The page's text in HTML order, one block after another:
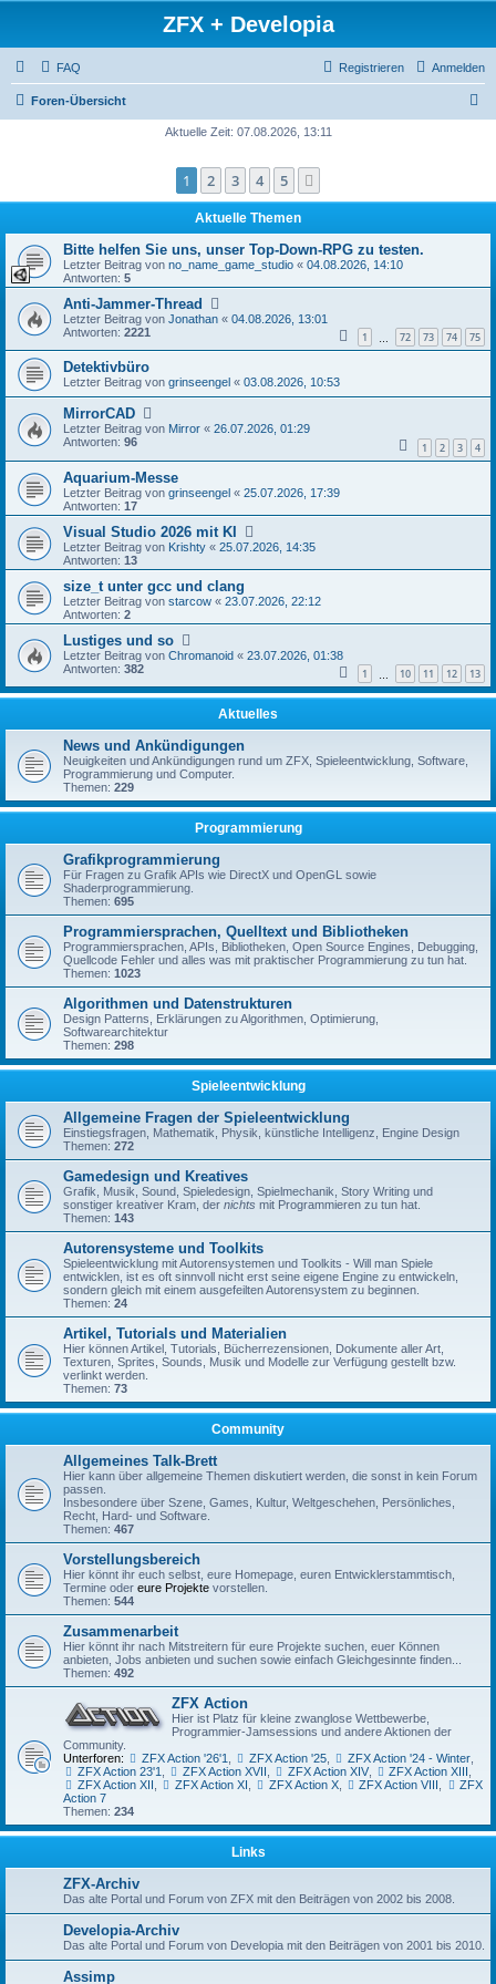
ZFX + Developia
FAQ Anmelden
Registrieren
Foren-Übersicht
e
Aktuelle Zeit: 07.08.2026, 13:11
1 2 3 4 5
Aktuelle Themen
Bitte helfen Sie uns, unser Top-Down-RPG zu testen.
Letzter Beitrag von no_name_game_studio « 04.08.2026, 14:10
Antworten: 5
Anti-Jammer-Thread
Letzter Beitrag von Jonathan « 04.08.2026, 13:01
Antworten: 2221 1 72 73 74 75
Detektivbüro
Letzter Beitrag von grinseengel « 03.08.2026, 10:53
MirrorCAD
Letzter Beitrag von Mirror « 26.07.2026, 01:29
Antworten: 96 1 2 3 4
Aquarium-Messe
Letzter Beitrag von grinseengel « 25.07.2026, 17:39
Antworten: 17
Visual Studio 2026 mit KI
Letzter Beitrag von Krishty « 25.07.2026, 14:35
Antworten: 13
size_t unter gcc und clang
Letzter Beitrag von starcow « 23.07.2026, 22:12
Antworten: 2
Lustiges und so
Letzter Beitrag von Chromanoid « 23.07.2026, 01:38
Antworten: 382 1 10 11 12 13
Aktuelles
News und Ankündigungen
Neuigkeiten und Ankündigungen rund um ZFX, Spieleentwicklung, Software,
Programmierung und Computer.
Themen: 229
Programmierung
Grafikprogrammierung
Für Fragen zu Grafik APIs wie DirectX und OpenGL sowie
Shaderprogrammierung.
Themen: 695
Programmiersprachen, Quelltext und Bibliotheken
Programmiersprachen, APIs, Bibliotheken, Open Source Engines, Debugging,
Quellcode Fehler und alles was mit praktischer Programmierung zu tun hat.
Themen: 1023
Algorithmen und Datenstrukturen
Design Patterns, Erklärungen zu Algorithmen, Optimierung,
Softwarearchitektur
Themen: 298
Spieleentwicklung
Allgemeine Fragen der Spieleentwicklung
Einstiegsfragen, Mathematik, Physik, künstliche Intelligenz, Engine Design
Themen: 272
Gamedesign und Kreatives
Grafik, Musik, Sound, Spieledesign, Spielmechanik, Story Writing und
sonstiger kreativer Kram, der nichts mit Programmieren zu tun hat.
Themen: 143
Autorensysteme und Toolkits
Spieleentwicklung mit Autorensystemen und Toolkits - Will man Spiele
entwicklen, ist es oft sinnvoll nicht erst seine eigene Engine zu entwickeln,
sondern gleich mit einem ausgefeilten Autorensystem zu beginnen.
Themen: 24
Artikel, Tutorials und Materialien
Hier können Artikel, Tutorials, Bücherrezensionen, Dokumente aller Art,
Texturen, Sprites, Sounds, Musik und Modelle zur Verfügung gestellt bzw.
verlinkt werden.
Themen: 73
Community
Allgemeines Talk-Brett
Hier kann über allgemeine Themen diskutiert werden, die sonst in kein Forum
passen.
Insbesondere über Szene, Games, Kultur, Weltgeschehen, Persönliches,
Recht, Hard- und Software.
Themen: 467
Vorstellungsbereich
Hier könnt ihr euch selbst, eure Homepage, euren Entwicklerstammtisch,
Termine oder eure Projekte vorstellen.
Themen: 544
Zusammenarbeit
Hier könnt ihr nach Mitstreitern für eure Projekte suchen, euer Können
anbieten, Jobs anbieten und suchen sowie einfach Gleichgesinnte finden...
Themen: 492
ZFX Action
Hier ist Platz für kleine zwanglose Wettbewerbe,
Programmier-Jamsessions und andere Aktionen der
Community.
Unterforen:
ZFX Action '26'1, ZFX Action '25, ZFX Action '24 - Winter,
ZFX Action 23'1, ZFX Action XVII , ZFX Action XIV, ZFX Action XIII ,
ZFX Action XII , ZFX Action XI , ZFX Action X, ZFX Action VIII ,
ZFX
Action 7
Themen: 234
Links
ZFX-Archiv
Das alte Portal und Forum von ZFX mit den Beiträgen von 2002 bis 2008.
Developia-Archiv
Das alte Portal und Forum von Developia mit den Beiträgen von 2001 bis 2010.
Assimp